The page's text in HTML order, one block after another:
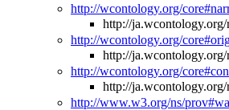
http://wcontology.org/
http://
http://wcontology.org/
http://
http://wcontology.org/
http://
http://www.w3.org/ns/